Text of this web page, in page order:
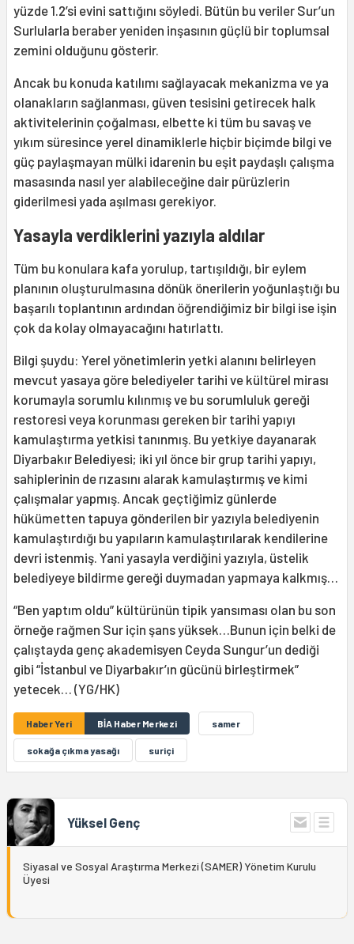
yüzde 1.2’si evini sattığını söyledi. Bütün bu veriler Sur’un
Surlularla beraber yeniden inşasının güçlü bir toplumsal
zemini olduğunu gösterir.
Ancak bu konuda katılımı sağlayacak mekanizma ve ya
olanakların sağlanması, güven tesisini getirecek halk
aktivitelerinin çoğalması, elbette ki tüm bu savaş ve
yıkım süresince yerel dinamiklerle hiçbir biçimde bilgi ve
güç paylaşmayan mülki idarenin bu eşit paydaşlı çalışma
masasında nasıl yer alabileceğine dair pürüzlerin
giderilmesi yada aşılması gerekiyor.
Yasayla verdiklerini yazıyla aldılar
Tüm bu konulara kafa yorulup, tartışıldığı, bir eylem
planının oluşturulmasına dönük önerilerin yoğunlaştığı bu
başarılı toplantının ardından öğrendiğimiz bir bilgi ise işin
çok da kolay olmayacağını hatırlattı.
Bilgi şuydu: Yerel yönetimlerin yetki alanını belirleyen
mevcut yasaya göre belediyeler tarihi ve kültürel mirası
korumayla sorumlu kılınmış ve bu sorumluluk gereği
restoresi veya korunması gereken bir tarihi yapıyı
kamulaştırma yetkisi tanınmış. Bu yetkiye dayanarak
Diyarbakır Belediyesi; iki yıl önce bir grup tarihi yapıyı,
sahiplerinin de rızasını alarak kamulaştırmış ve kimi
çalışmalar yapmış. Ancak geçtiğimiz günlerde
hükümetten tapuya gönderilen bir yazıyla belediyenin
kamulaştırdığı bu yapıların kamulaştırılarak kendilerine
devri istenmiş. Yani yasayla verdiğini yazıyla, üstelik
belediyeye bildirme gereği duymadan yapmaya kalkmış…
“Ben yaptım oldu” kültürünün tipik yansıması olan bu son
örneğe rağmen Sur için şans yüksek…Bunun için belki de
çalıştayda genç akademisyen Ceyda Sungur’un dediği
gibi “İstanbul ve Diyarbakır’ın gücünü birleştirmek”
yetecek… (YG/HK)
Haber Yeri BİA Haber Merkezi samer
sokağa çıkma yasağı suriçi
Yüksel Genç
Siyasal ve Sosyal Araştırma Merkezi (SAMER) Yönetim Kurulu
Üyesi